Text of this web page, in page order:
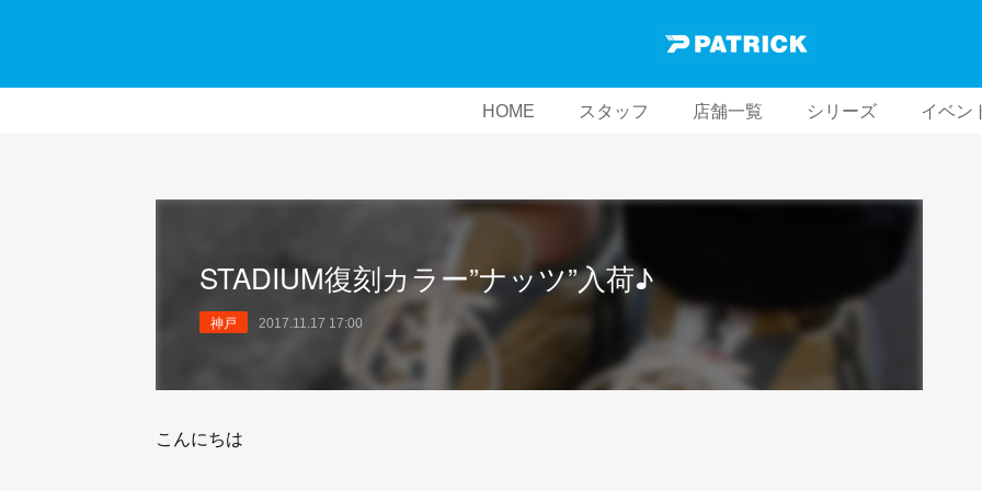
HOME スタッフ 店舗一覧 シリーズ イベン
STADIUM復刻カラー”ナッツ”入荷♪
神戸 2017.11.17 17:00
こんにちは